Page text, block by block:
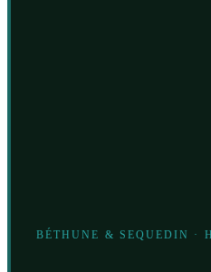
BÉTHUNE & SEQUEDIN ·